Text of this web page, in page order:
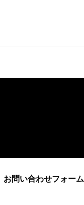
お問い合わせフォーム